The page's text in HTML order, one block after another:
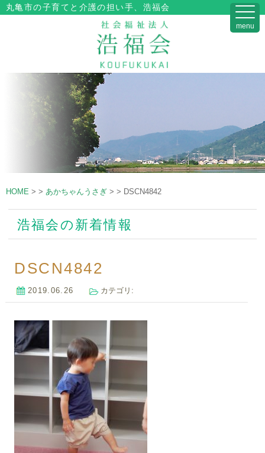
丸亀市の子育てと介護の担い手、浩福会
HOME > > あかちゃんうさぎ > > DSCN4842
浩福会の新着情報
DSCN4842
2019.06.26 カテゴリ:
menu